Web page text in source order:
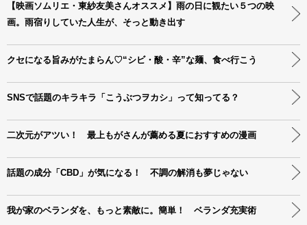
【映画ソムリエ・東紗友美さんオススメ】雨の日に観たい５つの映
画。雨宿りしていた人生が、そっと動き出す
クセになる旨みがたまらん♡“シビ・酸・辛”な麺、食べ行こう
SNSで話題のキラキラ「こうぶつヲカシ」って知ってる？
二次元がアツい！ 最上もがさんが薦める夏におすすめの漫画
話題の成分「CBD」が気になる！ 不調の解消も夢じゃない
我が家のベランダを、もっと素敵に。簡単！ ベランダ充実術